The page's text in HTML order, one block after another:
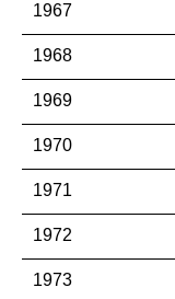
1967
1968
1969
1970
1971
1972
1973